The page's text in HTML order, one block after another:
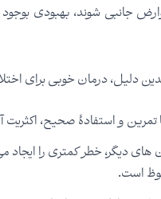
جانبی شوند، بهبودی
دلیل، درمان خوبی برای
و استفادۀ صحیح، اکثریت
دیگر، خطر کمتری را ایجاد
است.